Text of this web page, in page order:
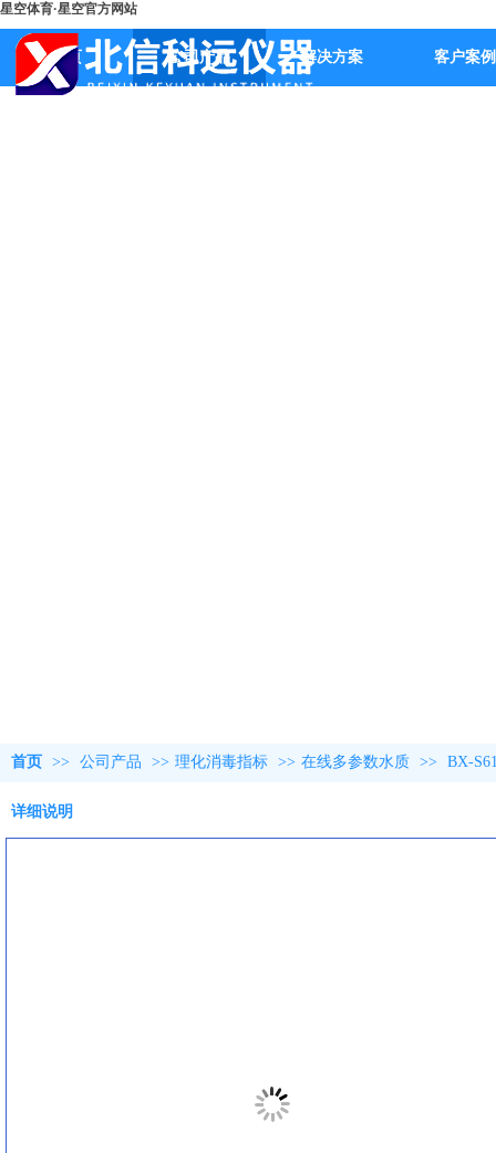
星空体育·星空官方网站
首页 公司产品 解决方案 客户案例
首页 >> 公司产品 >> 理化消毒指标 >> 在线多参数水质 >> BX-
详细说明